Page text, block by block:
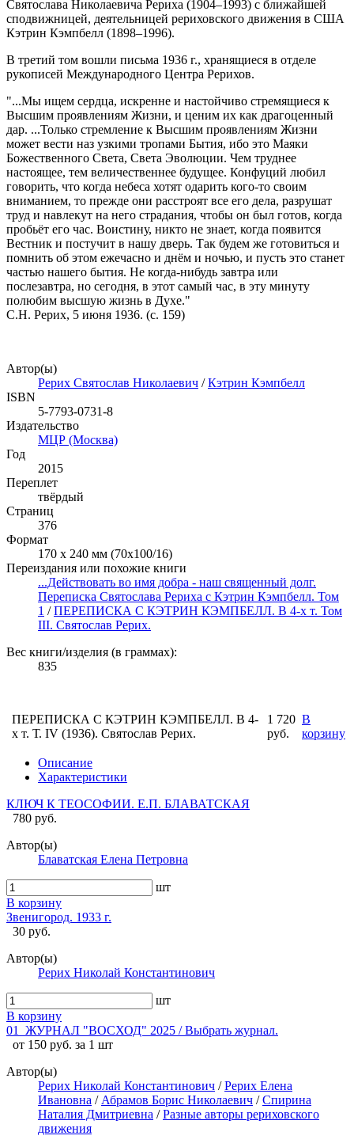
Святослава Николаевича Рериха (1904–1993) с ближайшей
сподвижницей, деятельницей рериховского движения в США
Кэтрин Кэмпбелл (1898–1996).
В третий том вошли письма 1936 г., хранящиеся в отделе
рукописей Международного Центра Рерихов.
"...Мы ищем сердца, искренне и настойчиво стремящиеся к
Высшим проявлениям Жизни, и ценим их как драгоценный
дар. ...Только стремление к Высшим проявлениям Жизни
может вести наз узкими тропами Бытия, ибо это Маяки
Божественного Света, Света Эволюции. Чем труднее
настоящее, тем величественнее будущее. Конфуций любил
говорить, что когда небеса хотят одарить кого-то своим
вниманием, то прежде они расстроят все его дела, разрушат
труд и навлекут на него страдания, чтобы он был готов, когда
пробьёт его час. Воистину, никто не знает, когда появится
Вестник и постучит в нашу дверь. Так будем же готовиться и
помнить об этом ежечасно и днём и ночью, и пусть это станет
частью нашего бытия. Не когда-нибудь завтра или
послезавтра, но сегодня, в этот самый час, в эту минуту
полюбим высшую жизнь в Духе."
С.Н. Рерих, 5 июня 1936. (с. 159)
Автор(ы)
Рерих Святослав Николаевич /Кэтрин Кэмпбелл
ISBN
5-7793-0731-8
Издательство
МЦР (Москва)
Год
2015
Переплет
твёрдый
Страниц
376
Формат
170 х 240 мм (70х100/16)
Переиздания или похожие книги
...Действовать во имя добра - наш священный долг.
Переписка Святослава Рериха с Кэтрин Кэмпбелл. Том
1 /ПЕРЕПИСКА С КЭТРИН КЭМПБЕЛЛ. В 4-х т. Том
III. Святослав Рерих.
Вес книги/изделия (в граммах):
835
ПЕРЕПИСКА С КЭТРИН КЭМПБЕЛЛ. В 4-
х т. Т. IV (1936). Святослав Рерих.
1 720
руб.
В
корзину
Описание
Характеристики
КЛЮЧ К ТЕОСОФИИ. Е.П. БЛАВАТСКАЯ
780 руб.
Автор(ы)
Блаватская Елена Петровна
шт
В корзину
Звенигород. 1933 г.
30 руб.
Автор(ы)
Рерих Николай Константинович
шт
В корзину
01_ЖУРНАЛ "ВОСХОД" 2025 / Выбрать журнал.
от 150 руб. за 1 шт
Автор(ы)
Рерих Николай Константинович /Рерих Елена
Ивановна / Абрамов Борис Николаевич /Спирина
Наталия Дмитриевна /Разные авторы рериховского
движения